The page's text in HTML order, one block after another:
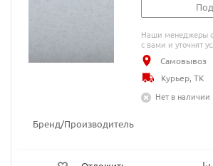
Бренд/Производитель
Наши менеджеры
с вами и уточнят
Самовывоз
Курьер, ТК
Нет в наличии